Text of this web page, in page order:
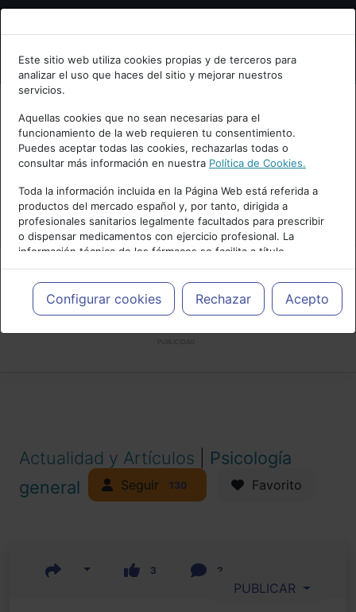
Bienvenid@ a psiquiatria.com
Escribe tu Email
Accede o regístrate con tu email.
Cancelar
Este sitio web utiliza cookies propias y de terceros para
analizar el uso que haces del sitio y mejorar nuestros
servicios.
Aquellas cookies que no sean necesarias para el
funcionamiento de la web requieren tu consentimiento.
Puedes aceptar todas las cookies, rechazarlas todas o
consultar más información en nuestra Política de Cookies.
Toda la información incluida en la Página Web está referida a
productos del mercado español y, por tanto, dirigida a
profesionales sanitarios legalmente facultados para prescribir
o dispensar medicamentos con ejercicio profesional. La
información técnica de los fármacos se facilita a título
meramente informativo, siendo responsabilidad de los
profesionales facultados prescribir medicamentos y decidir, en
cada caso concreto, el tratamiento más adecuado a las
necesidades del paciente.
Configurar cookies Rechazar Acepto
Actualidad y Artículos
Psicología
general
Seguir 130 Favorito
3 2
PUBLICAR